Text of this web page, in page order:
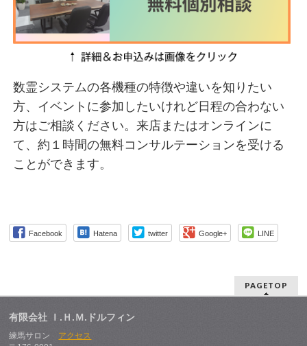
数霊システムの各機種の特徴や違いを知りたい
方、イベントに参加したいけれど日程の合わない
方はご相談ください。来店またはオンラインに
て、約１時間の無料コンサルテーションを受ける
ことができます。
Facebook Hatena twitter Google+ LINE
PAGETOP
有限会社 Ｉ.Ｈ.Ｍ.ドルフィン
練馬サロン アクセス